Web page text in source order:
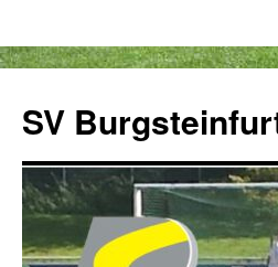
springen
SV